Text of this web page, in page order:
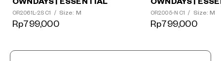
OWNDAYS | ESSENTIAL
OR2061L-2S C1 / Size: M
Rp799,000
OWNDAYS |
OR2005-N C1 / Size: M
Rp799,000